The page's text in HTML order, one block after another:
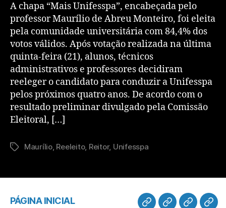
A chapa “Mais Unifesspa”, encabeçada pelo
professor Maurílio de Abreu Monteiro, foi eleita
pela comunidade universitária com 84,4% dos
votos válidos. Após votação realizada na última
quinta-feira (21), alunos, técnicos
administrativos e professores decidiram
reeleger o candidato para conduzir a Unifesspa
pelos próximos quatro anos. De acordo com o
resultado preliminar divulgado pela Comissão
Eleitoral, […]
Maurílio, Reeleito, Reitor, Unifesspa
PÁGINA INICIAL